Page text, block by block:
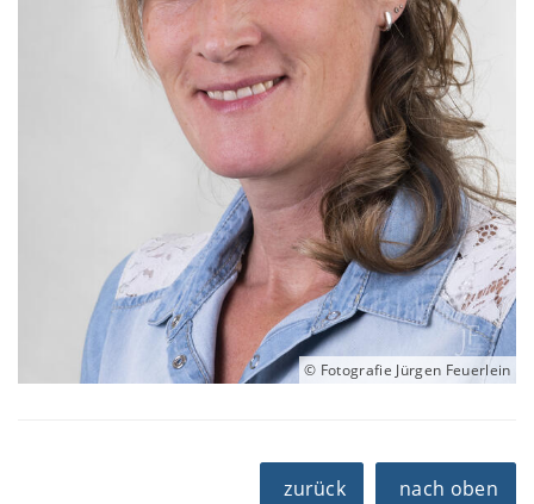
© Fotografie Jürgen Feuerlein
zurück nach oben